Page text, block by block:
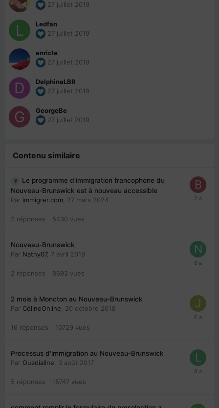
27 juillet 2019
Ledfan
27 juillet 2019
enricle
27 juillet 2019
DelphineLBR
27 juillet 2019
GeorgeBe
27 juillet 2019
Contenu similaire
Le programme d’immigration francophone du
Nouveau-Brunswick est à nouveau accessible
Par immigrer.com 27 mars 2024
2 réponses 5430 vues
Nouveau-Brunswick
Par Nathy07, 7 avril 2019
2 réponses 8693 vues
2 mois à Moncton au Nouveau-Brunswick
Par CélineOnline 20 octobre 2018
16 réponses 10729 vues
Processus d'immigration au Nouveau-Brunswick
Par Ouadialine 3 août 2017
5 réponses 15747 vues